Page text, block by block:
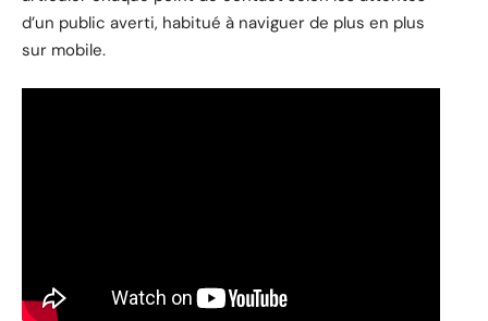
d’un public averti, habitué à naviguer de plus en plus
sur mobile.